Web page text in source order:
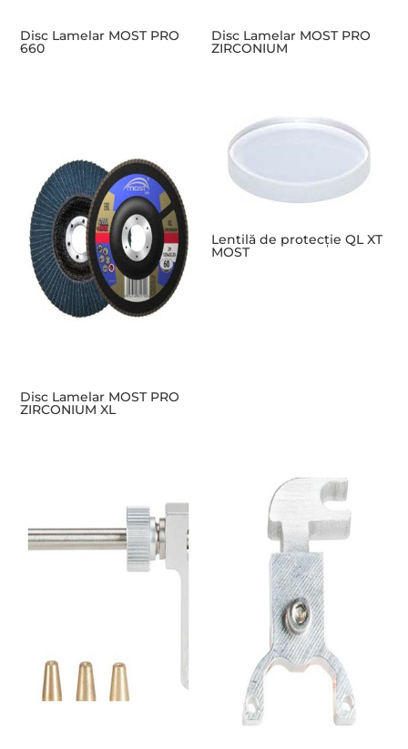
Disc Lamelar MOST PRO
660
Disc Lamelar MOST PRO
ZIRCONIUM
Disc Lamelar MOST PRO
ZIRCONIUM XL
Lentilă de protecție QL XT
MOST